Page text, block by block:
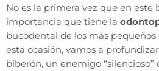
No es la primera vez que en este
importancia que tiene la
bucodental de los más pequeños
esta ocasión, vamos a
biberón, un enemigo “silencioso”